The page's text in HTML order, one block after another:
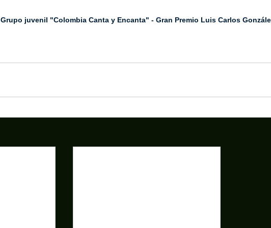
Grupo juvenil "Colombia Canta y Encanta" - Gran Premio Luis Carlos